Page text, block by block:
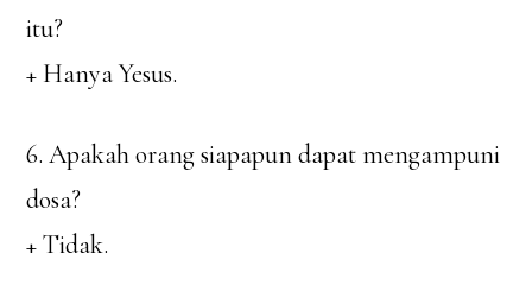
itu?
+ Hanya Yesus.
6. Apakah orang siapapun dapat mengampuni
dosa?
+ Tidak.